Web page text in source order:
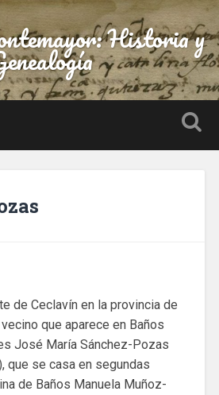
Historia y
de Ceclavín en la provincia de
que aparece en Baños
José María Sánchez-Pozas
que se casa en segundas
de Baños Manuela Muñoz-